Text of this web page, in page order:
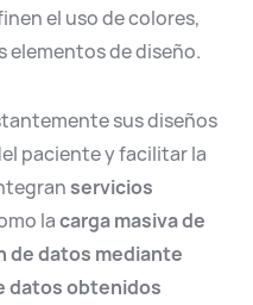
el uso de colores,
elementos de diseño.
sus diseños
paciente y facilitar la
servicios
lacarga masiva de
de datos mediante
datos obtenidos